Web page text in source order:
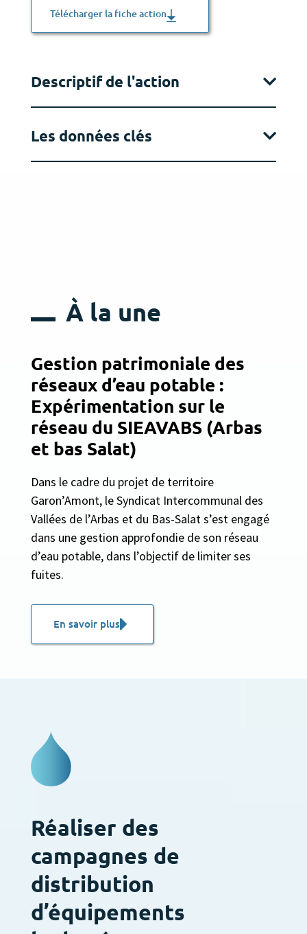
Télécharger la fiche action
Descriptif de l'action
Les données clés
À la une
Gestion patrimoniale des
réseaux d’eau potable :
Expérimentation sur le
réseau du SIEAVABS (Arbas
et bas Salat)
Dans le cadre du projet de territoire
Garon’Amont, le Syndicat Intercommunal des
Vallées de l’Arbas et du Bas-Salat s’est engagé
dans une gestion approfondie de son réseau
d’eau potable, dans l’objectif de limiter ses
fuites.
En savoir plus
Réaliser des
campagnes de
distribution
d’équipements